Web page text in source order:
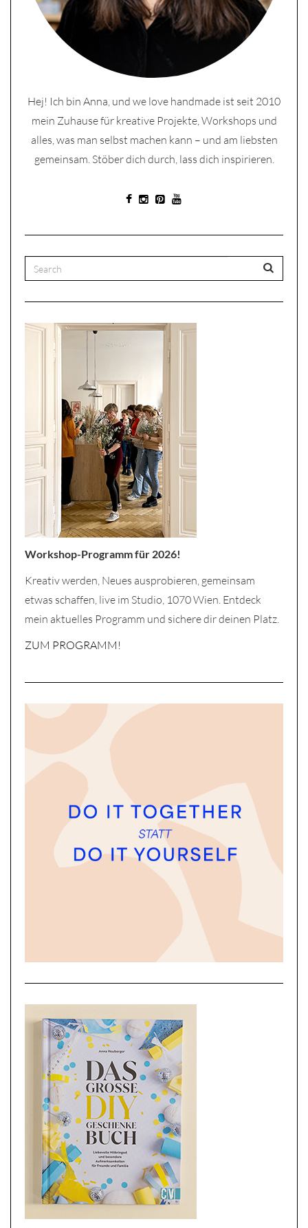
Hej! Ich bin Anna, und we love handmade ist seit 2010
mein Zuhause für kreative Projekte, Workshops und
alles, was man selbst machen kann – und am liebsten
gemeinsam. Stöber dich durch, lass dich inspirieren.
Workshop-Programm für 2026!
Kreativ werden, Neues ausprobieren, gemeinsam
etwas schaffen, live im Studio, 1070 Wien. Entdeck
mein aktuelles Programm und sichere dir deinen Platz.
ZUM PROGRAMM!